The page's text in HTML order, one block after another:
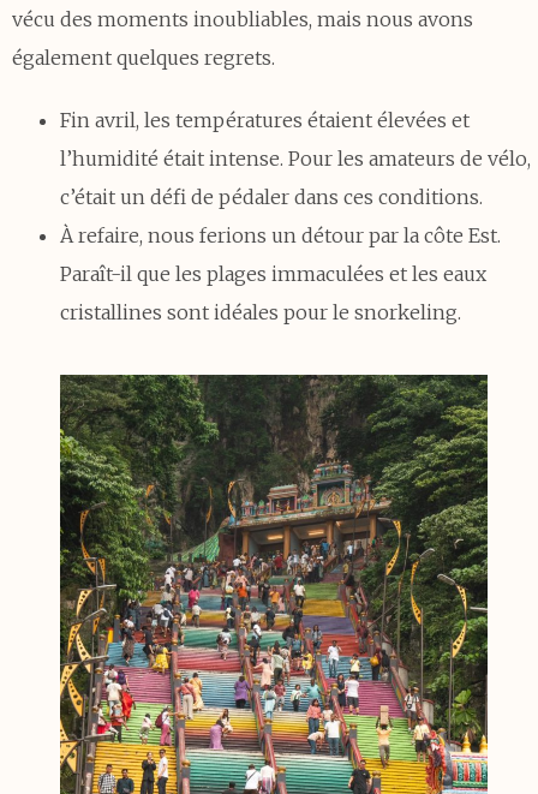
vécu des moments inoubliables, mais nous avons
également quelques regrets.
Fin avril, les températures étaient élevées et
l’humidité était intense. Pour les amateurs de vélo,
c’était un défi de pédaler dans ces conditions.
À refaire, nous ferions un détour par la côte Est.
Paraît-il que les plages immaculées et les eaux
cristallines sont idéales pour le snorkeling.